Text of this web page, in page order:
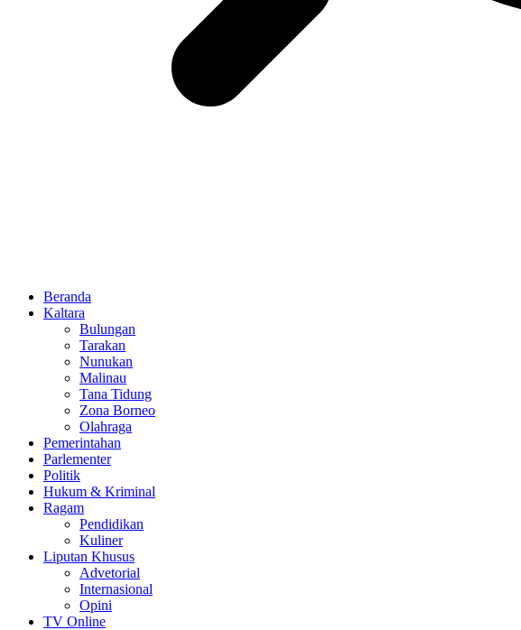
Beranda
Kaltara
Bulungan
Tarakan
Nunukan
Malinau
Tana Tidung
Zona Borneo
Olahraga
Pemerintahan
Parlementer
Politik
Hukum & Kriminal
Ragam
Pendidikan
Kuliner
Liputan Khusus
Advetorial
Internasional
Opini
TV Online